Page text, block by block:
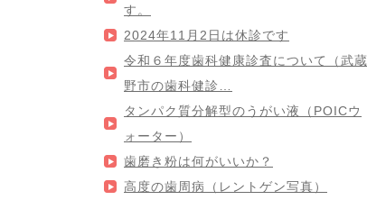
す。
2024年11月2日は休診です
令和６年度歯科健康診査について（武蔵
野市の歯科健診…
タンパク質分解型のうがい液（POICウ
ォーター）
歯磨き粉は何がいいか？
高度の歯周病（レントゲン写真）